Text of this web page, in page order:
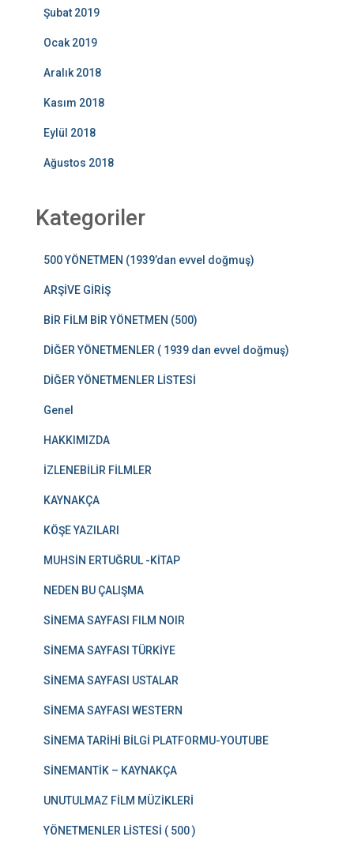
Şubat 2019
Ocak 2019
Aralık 2018
Kasım 2018
Eylül 2018
Ağustos 2018
Kategoriler
500 YÖNETMEN (1939’dan evvel doğmuş)
ARŞİVE GİRİŞ
BİR FİLM BİR YÖNETMEN (500)
DİĞER YÖNETMENLER ( 1939 dan evvel doğmuş)
DİĞER YÖNETMENLER LİSTESİ
Genel
HAKKIMIZDA
İZLENEBİLİR FİLMLER
KAYNAKÇA
KÖŞE YAZILARI
MUHSİN ERTUĞRUL -KİTAP
NEDEN BU ÇALIŞMA
SİNEMA SAYFASI FILM NOIR
SİNEMA SAYFASI TÜRKİYE
SİNEMA SAYFASI USTALAR
SİNEMA SAYFASI WESTERN
SİNEMA TARİHİ BİLGİ PLATFORMU-YOUTUBE
SİNEMANTİK – KAYNAKÇA
UNUTULMAZ FİLM MÜZİKLERİ
YÖNETMENLER LİSTESİ ( 500 )